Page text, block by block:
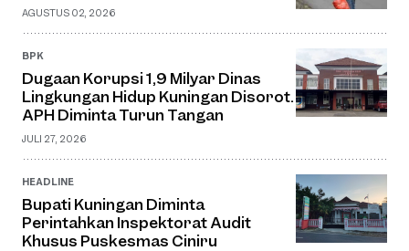
AGUSTUS 02, 2026
BPK
Dugaan Korupsi 1,9 Milyar Dinas
Lingkungan Hidup Kuningan Disorot.
APH Diminta Turun Tangan
JULI 27, 2026
HEADLINE
Bupati Kuningan Diminta
Perintahkan Inspektorat Audit
Khusus Puskesmas Ciniru